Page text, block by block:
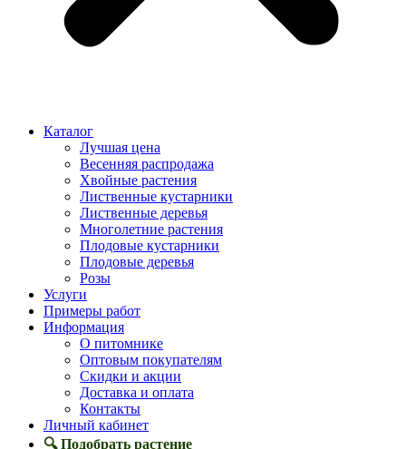
Каталог
Лучшая цена
Весенняя распродажа
Хвойные растения
Лиственные кустарники
Лиственные деревья
Многолетние растения
Плодовые кустарники
Плодовые деревья
Розы
Услуги
Примеры работ
Информация
О питомнике
Оптовым покупателям
Скидки и акции
Доставка и оплата
Контакты
Личный кабинет
🔍 Подобрать растение